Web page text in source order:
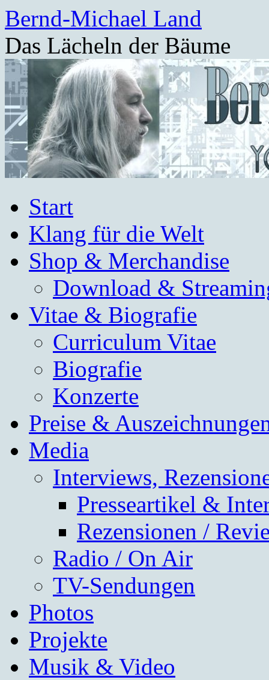
Bernd-Michael Land
Das Lächeln der Bäume
Inhalt
springenStart
Klang für die Welt
Shop & Merchandise
Download &
Vitae & Biografie
Curriculum Vitae
Biografie
Konzerte
Preise &
Media
Interviews,
Presseartikel &
Rezensionen /
Radio / On Air
TV-Sendungen
Photos
Projekte
Musik & Video